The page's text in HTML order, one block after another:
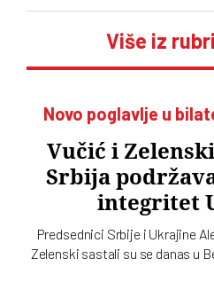
Više iz
Novo poglavlje u
Vučić i
Srbija
integritet
Predsednici Srbije i Ukrajine
Zelenski sastali su se danas u